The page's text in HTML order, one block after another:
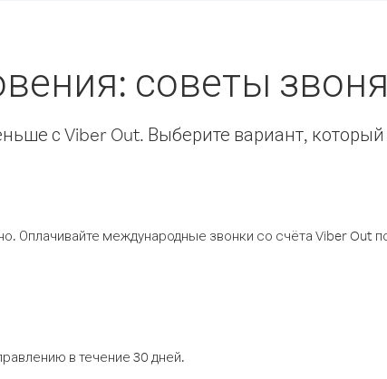
советы
с Viber Out. Выберите вариант,
Оплачивайте международные звонки со счёта Viber Out
в течение 30 дней.